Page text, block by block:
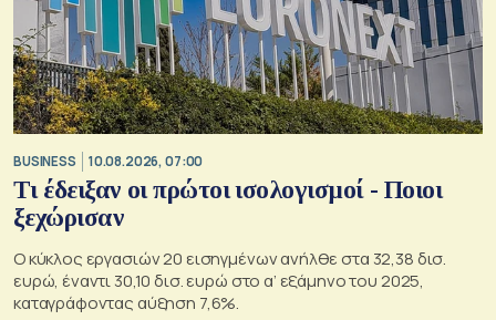
BUSINESS 10.08.2026, 07:00
Τι έδειξαν οι πρώτοι ισολογισμοί - Ποιοι
ξεχώρισαν
Ο κύκλος εργασιών 20 εισηγμένων ανήλθε στα 32,38 δισ.
ευρώ, έναντι 30,10 δισ. ευρώ στο α’ εξάμηνο του 2025,
καταγράφοντας αύξηση 7,6%.